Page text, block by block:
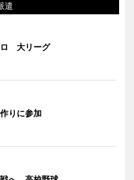
遣
ロ 大リーグ
りに参加